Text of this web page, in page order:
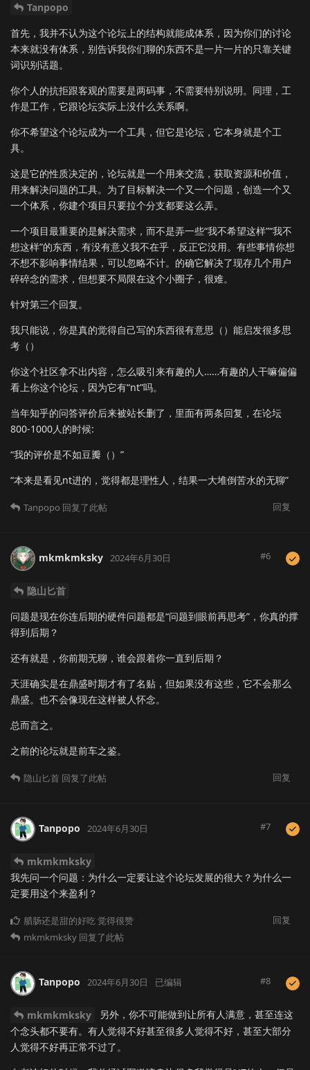
Tanpopo
首先，我并不认为这个论坛上的结构就能成体系，因为你们的讨论
本来就没有体系，别告诉我你们聊的东西不是一片一片的只靠关键
词识别话题。
你个人的抗拒跟客观的需要是两码事，不需要特别说明。同理，工
作是工作，它跟论坛实际上没什么关系啊。
你不希望这个论坛成为一个工具，但它是论坛，它本身就是个工
具。
这是它的性质决定的，论坛就是一个用来交流，获取资源和价值，
用来解决问题的工具。为了目标解决一个又一个问题，创造一个又
一个体系，你建个项目只要拉个分支都要这么弄。
一个项目最重要的是解决需求，而不是弄一些“我不希望这样”“我不
想这样”的东西，有没有意义我不在乎，反正它没用。有些事情你想
不想不影响事情结果，可以忽略不计。的确它解决了现存几个用户
碎碎念的需求，但想要不局限在这个小圈子，很难。
针对第三个回复。
我只能说，你是真的觉得自己写的东西很有意思（）能启发很多思
考（）
你这个社区拿不出内容，怎么吸引来有趣的人……有趣的人干嘛偏偏
看上你这个论坛，因为它有“nt”吗。
当年知乎的问答评价后来被站长删了，里面有两条回复，在论坛
800-1000人的时候:
“我的评价是不如豆瓣（）”
“本来是看见nt进的，觉得都是理性人，结果一大堆倒苦水的无聊”
回复
Tanpopo 回复了此帖
mkmkmksky 2024年6月30日 #6
隐山匕首
问题是现在你连后期的硬件问题都是“问题到眼前再思考”，你真的撑
得到后期？
还有就是，你前期无聊，谁会跟着你一直到后期？
天涯确实是在鼎盛时期才有了名贴，但如果没有这些，它不会那么
鼎盛。也不会像现在这样被人怀念。
总而言之。
之前的论坛就是前车之鉴。
回复
隐山匕首 回复了此帖
Tanpopo 2024年6月30日 #7
mkmkmksky
我先问一个问题：为什么一定要让这个论坛发展的很大？为什么一
定要用这个来盈利？
回复
腊肠还是甜的好吃觉得很赞
mkmkmksky 回复了此帖
Tanpopo 2024年6月30日 已编辑 #8
mkmkmksky
另外，你不可能做到让所有人满意，甚至连这
个念头都不要有。有人觉得不好甚至很多人觉得不好，甚至大部分
人觉得不好再正常不过了。